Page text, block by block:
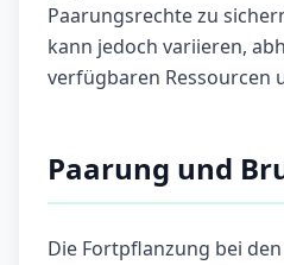
Paarungsrechte zu
kann jedoch variieren,
verfügbaren Ressourcen
Paarung und
Die Fortpflanzung bei